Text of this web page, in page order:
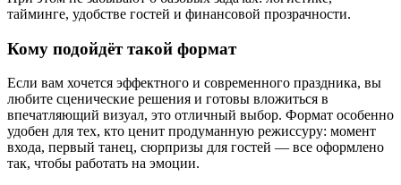
тайминге, удобстве гостей и финансовой прозрачности.
Кому подойдёт такой формат
Если вам хочется эффектного и современного праздника, вы
любите сценические решения и готовы вложиться в
впечатляющий визуал, это отличный выбор. Формат особенно
удобен для тех, кто ценит продуманную режиссуру: момент
входа, первый танец, сюрпризы для гостей — все оформлено
так, чтобы работать на эмоции.